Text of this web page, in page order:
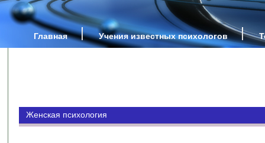
Главная Учения известных психологов
Женская психология